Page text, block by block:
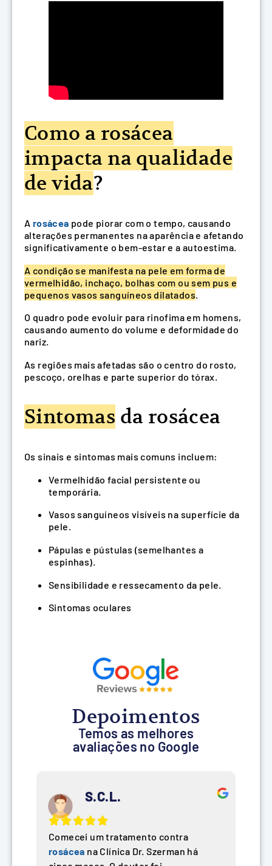
Como a rosácea
impacta na qualidade
de vida?
A rosácea pode piorar com o tempo, causando
alterações permanentes na aparência e afetando
significativamente o bem-estar e a autoestima.
A condição se manifesta na pele em forma de
vermelhidão, inchaço, bolhas com ou sem pus e
pequenos vasos sanguíneos dilatados
O quadro pode evoluir para rinofima em homens,
causando aumento do volume e deformidade do
nariz.
As regiões mais afetadas são o centro do rosto,
pescoço, orelhas e parte superior do tórax.
Sintomas da rosácea
Os sinais e sintomas mais comuns incluem:
Vermelhidão facial persistente ou
temporária.
Vasos sanguíneos visíveis na superfície da
pele.
Pápulas e pústulas (semelhantes a
espinhas).
Sensibilidade e ressecamento da pele.
Sintomas oculares
Depoimentos
Temos as melhores
avaliações no Google
S.C.L.
Comecei um tratamento contra
rosácea na Clínica Dr. Szerman há